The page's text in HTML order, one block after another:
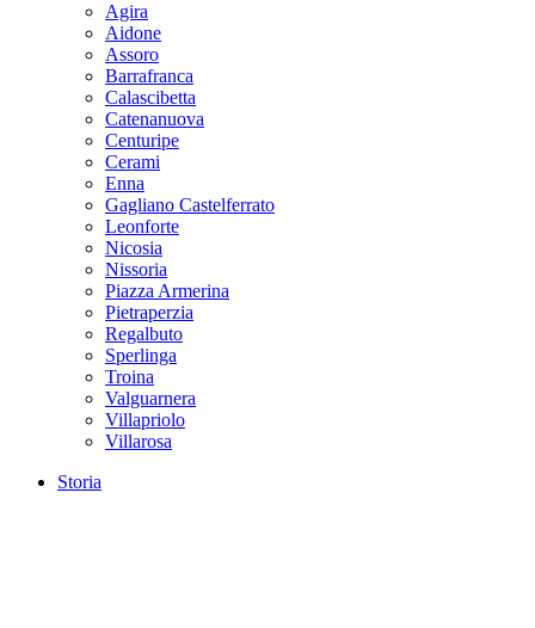
Agira
Aidone
Assoro
Barrafranca
Calascibetta
Catenanuova
Centuripe
Cerami
Enna
Gagliano Castelferrato
Leonforte
Nicosia
Nissoria
Piazza Armerina
Pietraperzia
Regalbuto
Sperlinga
Troina
Valguarnera
Villapriolo
Villarosa
Storia